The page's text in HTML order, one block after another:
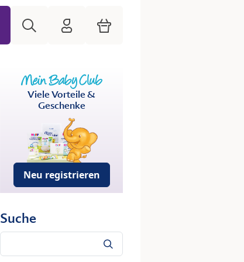
HiPP Mein Babyclub
Warenkorb
Viele Vorteile &
Geschenke
Neu registrieren
Suche